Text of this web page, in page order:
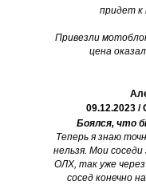
Боялся, что
Теперь я знаю
нельзя. Мои
ОЛХ, так уже
сосед конечно
09.12.2023 /
придет к
Привезли
цена